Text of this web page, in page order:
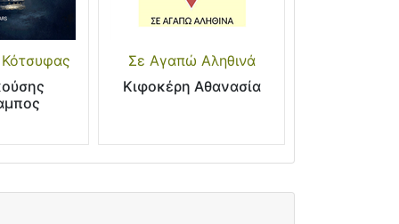
Κότσυφας
Σε Αγαπώ Αληθινά
Κιφοκέρη Αθανασία